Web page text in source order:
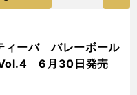
ィーバ バレーボール
6月30日発売